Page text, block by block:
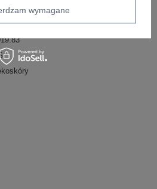
w 30°Cwymagane